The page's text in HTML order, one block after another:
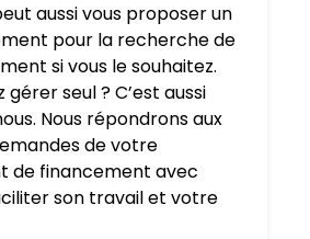
aussi vous proposer un
pour la recherche de
si vous le souhaitez.
seul ? C’est aussi
Nous répondrons aux
de votre
de financement avec
son travail et votre